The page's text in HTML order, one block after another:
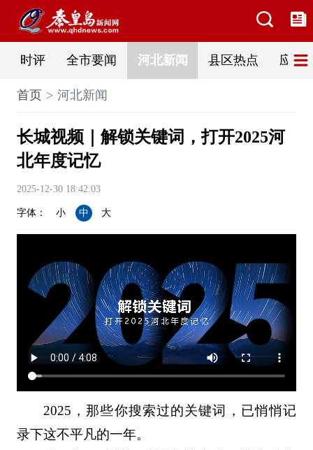
时评 全市要闻 河北新闻 县区热点 应急
首页 河北新闻
长城视频｜解锁关键词，打开2025河
北年度记忆
2025-12-30 18:42:03
字体： 小 中 大
2025，那些你搜索过的关键词，已悄悄记
录下这不平凡的一年。